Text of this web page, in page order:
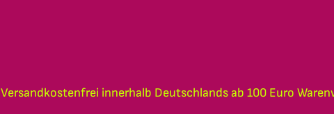
Versandkostenfrei innerhalb Deutschlands ab 100 Euro